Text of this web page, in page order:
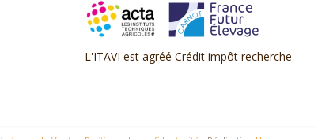
L'ITAVI est agréé Crédit impôt recherche